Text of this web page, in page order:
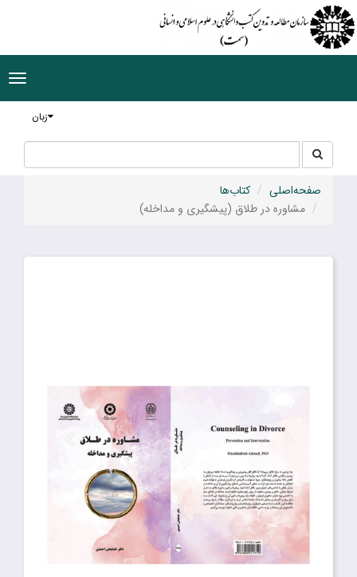
زبان
جستجو
در
سایت
صفحه‌اصلی
کتاب‌ها
مشاوره در طلاق (پیشگیری و مداخله)